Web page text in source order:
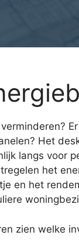
Het
langs voor
het
en het
zien welke